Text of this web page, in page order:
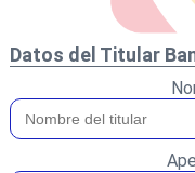
Datos del Titular